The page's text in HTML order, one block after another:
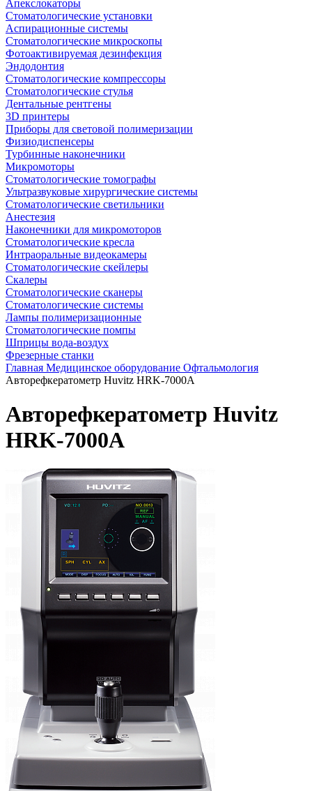
Апекслокаторы
Стоматологические установки
Аспирационные системы
Стоматологические микроскопы
Фотоактивируемая дезинфекция
Эндодонтия
Стоматологические компрессоры
Стоматологические стулья
Дентальные рентгены
3D принтеры
Приборы для световой полимеризации
Физиодиспенсеры
Турбинные наконечники
Микромоторы
Стоматологические томографы
Ультразвуковые хирургические системы
Стоматологические светильники
Анестезия
Наконечники для микромоторов
Стоматологические кресла
Интраоральные видеокамеры
Стоматологические скейлеры
Скалеры
Стоматологические сканеры
Стоматологические системы
Лампы полимеризационные
Стоматологические помпы
Шприцы вода-воздух
Фрезерные станки
Главная Медицинское оборудование Офтальмология
Авторефкератометр Huvitz HRK-7000A
Авторефкератометр Huvitz
HRK-7000A